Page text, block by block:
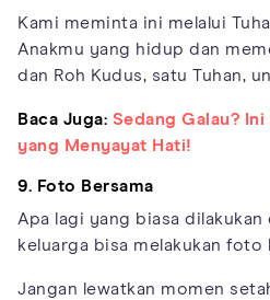
Kami meminta ini melalui
Anakmu yang hidup dan
dan Roh Kudus, satu Tuhan,
Baca Juga: Sedang Galau?
yang Menyayat Hati!
9. Foto Bersama
Apa lagi yang biasa
keluarga bisa melakukan foto
Jangan lewatkan momen